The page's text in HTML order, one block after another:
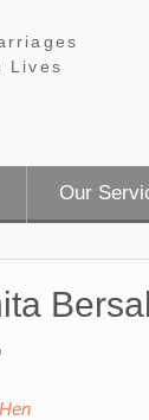
Lives
Our